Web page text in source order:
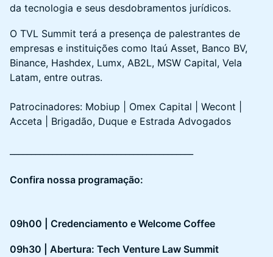
da tecnologia e seus desdobramentos jurídicos.
O TVL Summit terá a presença de palestrantes de
empresas e instituições como Itaú Asset, Banco BV,
Binance, Hashdex, Lumx, AB2L, MSW Capital, Vela
Latam, entre outras.
Patrocinadores: Mobiup | Omex Capital | Wecont |
Acceta | Brigadão, Duque e Estrada Advogados
Confira nossa programação:
09h00 | Credenciamento e Welcome Coffee
09h30 | Abertura: Tech Venture Law Summit